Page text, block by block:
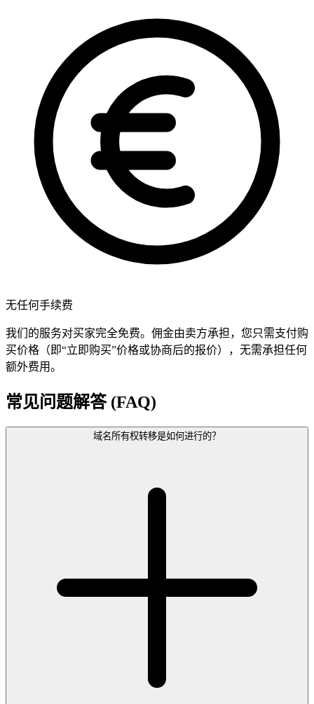
无任何手续费
我们的服务对买家完全免费。佣金由卖方承担，您只需支付购
买价格（即“立即购买”价格或协商后的报价），无需承担任何
额外费用。
常见问题解答 (FAQ)
域名所有权转移是如何进行的？